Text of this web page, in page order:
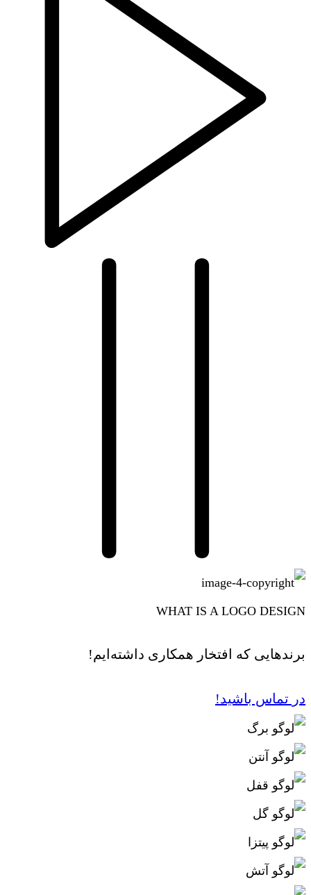
WHAT IS A LOGO DESIGN
برندهایی که افتخار همکاری داشته‌ایم!
در تماس باشید!